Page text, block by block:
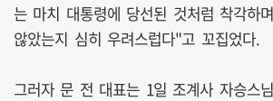
는 마치 대통령에 당선된 것처럼 착각하
않았는지 심히 우려스럽다"고 꼬집었다.
그러자 문 전 대표는 1일 조계사 자승스